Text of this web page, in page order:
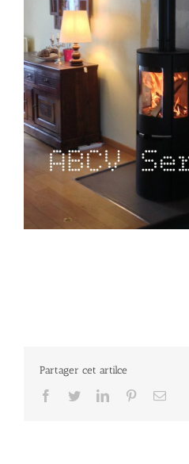
Partager cet artilce
Facebook
TwitterLinkedInPinterestEmail